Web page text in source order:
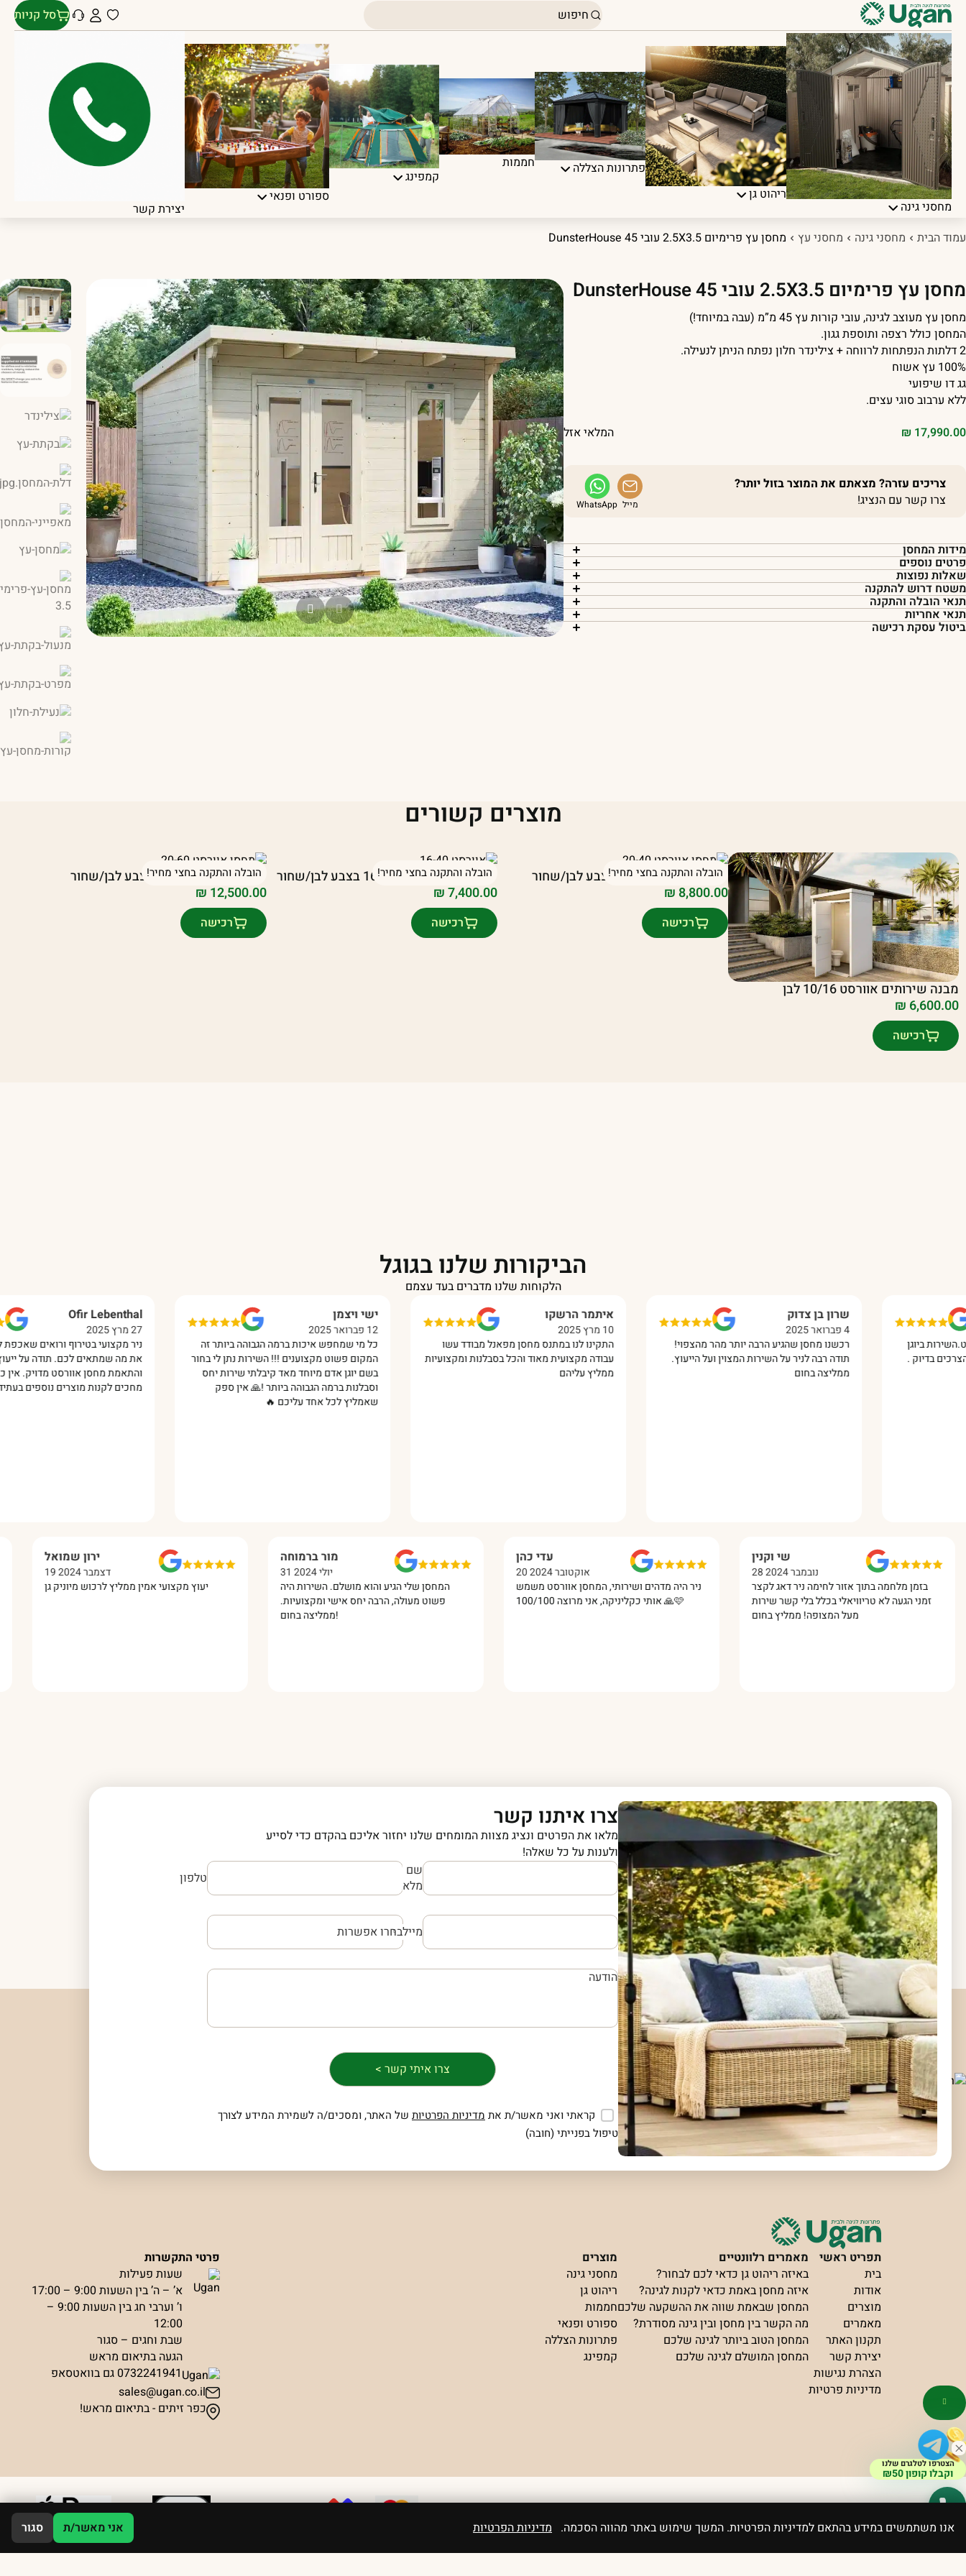
סל קניות
מחסני גינה
ריהוט גן
פתרונות הצללה
חממות
קמפינג
ספורט ופנאי
יצירת קשר
עמוד הבית
מחסני גינה מחסני עץ מחסן עץ פרימיום 2.5X3.5 עובי 45 DunsterHouse
מחסן עץ פרימיום 2.5X3.5 עובי 45 DunsterHouse
₪ 17,990.00
מחסן עץ מעוצב לגינה, עובי קורות עץ 45 מ”מ (עבה במיוחד!)
המחסן כולל רצפה ותוספת גגון.
2 דלתות הנפתחות לרווחה + צילינדר חלון נפתח הניתן לנעילה.
100% עץ אשוח
גג דו שיפועי
ללא ערבוב סוגי עצים.
המלאי אזל
צריכים עזרה? מצאתם את המוצר בזול יותר?
צרו קשר עם הנציג!
מייל WhatsApp
מידות המחסן
פרטים נוספים
שאלות נפוצות
משטח דרוש להתקנה
תנאי הובלה והתקנה
תנאי אחריות
ביטול עסקת רכישה
מוצרים קשורים
מבנה שירותים אוורסט 10/16 לבן
₪ 6,600.00
רכישה
הובלה והתקנה בחצי מחיר!
יחידת אוורסט 20/40 בצבע לבן/שחור
₪ 8,800.00
רכישה
הובלה והתקנה בחצי מחיר!
יחידת חצר אוורסט 16/40 בצבע לבן/שחור
₪7,400.00
רכישה
הובלה והתקנה בחצי מחיר!
יחידת אוורסט 20/60 בצבע לבן/שחור
₪ 12,500.00
רכישה
הביקורות שלנו בגוגל
הלקוחות שלנו מדברים בעד עצמם
.
שרון בן צדוק
רכשנו מחסן שהגיע הרבה יותר מהר מהצפוי!
תודה רבה לניר על השירות המצוין ועל הייעוץ.
ממליצה בחום
איתמר הרשקו
התקינו לנו במתנס מחסן מפאנל מבודד עשו
עבודה מקצועית מאוד והכל בסבלנות ומקצועיות
ממליץ עליהם
ישי ויצמן
כל מי שמחפש איכות ברמה הגבוהה ביותר זה
המקום פשוט מקצוענים !!! השירות נתן לי בחור
בשם יוגן אדם מיוחד מאד קיבלתי שירות יחס
וסבלנות ברמה הגבוהה ביותר !🙏 אין ספק
שאמליץ לכל אחד עליכם 🔥‏
Ofir Lebenthal
ניר מקצועי בטירוף ורואים שאכפת לו שתקנו
את מה שמתאים לכם. תודה על ייעוץ מקצועי
והתאמת מחסן אוורסט מדויק. אין כמוכם!
מחכים לקנות מוצרים נוספים בעתיד. 😊‏
ירון שמואל
19 דצמבר 2024
יעוץ מקצועי אמין ממליץ לרכוש מיוניק גן
מור ברמוחה
31 יולי 2024
המחסן שלי הגיע והוא מושלם. השירות היה
פשוט מעולה, הרבה יחס אישי ומקצועיות.
ממליצה בחום!
עדי כהן
20 אוקטובר 2024
ניר היה מדהים ושירותי, המחסן אוורסט משמש
אותי כקליניקה, אני מרוצה 100/100 🙏🩷‏
שי וקנין
28 נובמבר 2024
בזמן מלחמה בתוך אזור לחימה ניר דאג לקצר
זמני הגעה לא טריוויאלי בכלל בלי קשר שירות
מעל המצופה! ממליץ בחום
צרו איתנו קשר
מלאו את הפרטים ונציג מצוות המומחים שלנו יחזור אליכם בהקדם כדי לסייע
ולענות על כל שאלה!
שם
מלא
טלפון
מייל
קראתי ואני מאשר/ת את מדיניות הפרטיות של האתר, ומסכים/ה לשמירת המידע לצורך
טיפול בפנייתי (חובה)
תפריט ראשי
בית
אודות
מוצרים
מאמרים
תקנון האתר
יצירת קשר
הצהרת נגישות
מדיניות פרטיות
מאמרים רלוונטיים
באיזה ריהוט גן כדאי לכם לבחור?
איזה מחסן באמת כדאי לקנות לגינה?
המחסן שבאמת שווה את ההשקעה שלכם
מה הקשר בין מחסן ובין גינה מסודרת?
המחסן הטוב ביותר לגינה שלכם
המחסן המושלם לגינה שלכם
מוצרים
מחסני גינה
ריהוט גן
חממות
ספורט ופנאי
פתרונות הצללה
קמפינג
פרטי התקשרות
שעות פעילות
א’ – ה’ בין השעות 9:00 – 17:00
ו’ וערבי חג בין השעות 9:00 –
12:00
שבת וחגים – סגור
הגעה בתיאום מראש
0732241941 גם בוואטסאפ
sales@ugan.co.il
כפר זיתים - בתיאום מראש!
הצטרפו לטלגרם שלנו
וקבלו קופון ₪50
אנו משתמשים במידע בהתאם למדיניות הפרטיות. המשך שימוש באתר מהווה הסכמה. מדיניות הפרטיות אני מאשר/ת סגור